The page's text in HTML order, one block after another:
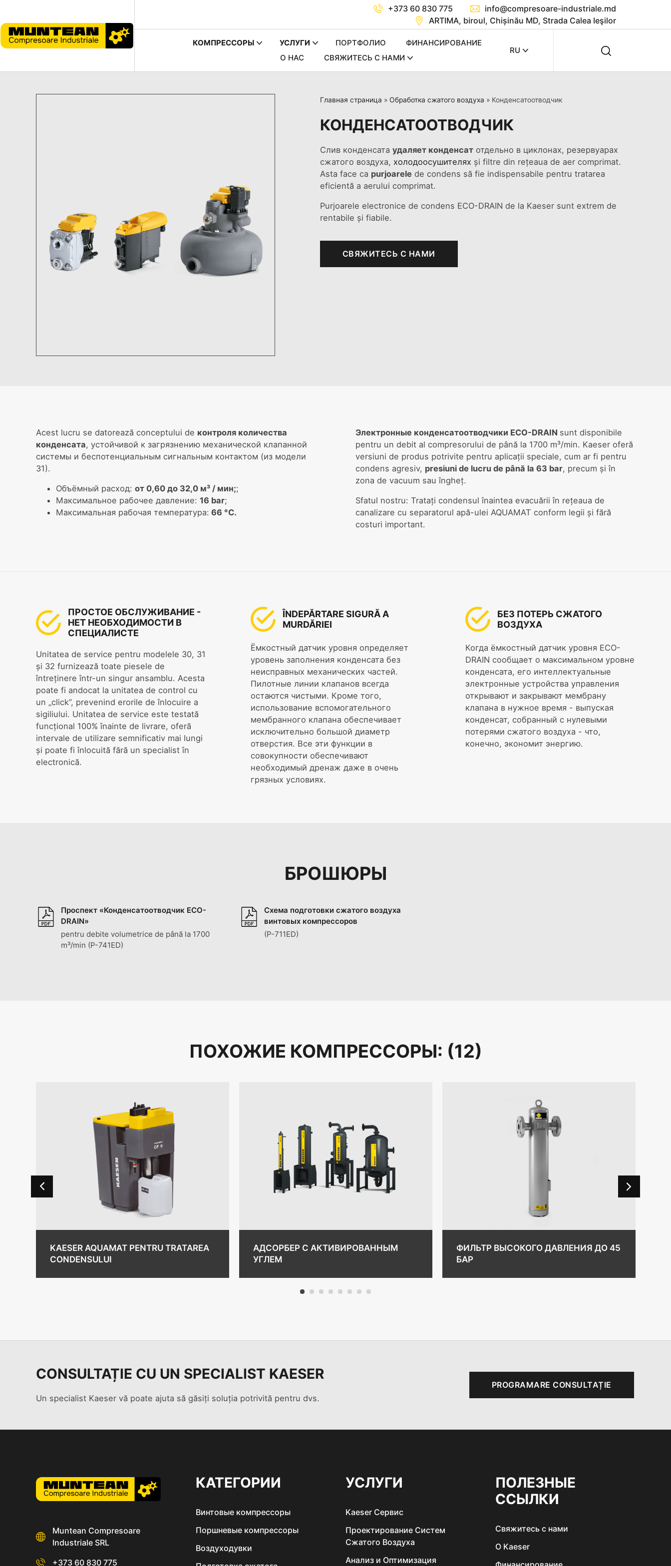
+373 60 830 775
info@compresoare-industriale.md
ARTIMA, biroul, Chișinău MD, Strada Calea Ieşilor
RU
КОМПРЕССОРЫ УСЛУГИ ПОРТФОЛИО
ФИНАНСИРОВАНИЕ
О НАС
СВЯЖИТЕCЬ C НАМИ
Главная страница » Обработка сжатого воздуха » Конденсатоотводчик
КОНДЕНСАТООТВОДЧИК
Слив конденсата удаляет конденсатотдельно в циклонах, резервуарах
сжатого воздуха, холодоосушителях și filtre din rețeaua de aer comprimat.
Asta face ca purjoarele de condens să fie indispensabile pentru tratarea
eficientă a aerului comprimat.
Purjoarele electronice de condens ECO-DRAIN de la Kaeser sunt extrem de
rentabile și fiabile.
СВЯЖИТЕCЬ C НАМИ
Acest lucru se datorează conceptului de контроля количества
конденсата, устойчивой к загрязнению механической клапанной
системы и беспотенциальным сигнальным контактом (из модели
31).
Объёмный расход: от 0,60 до 32,0 м³ / мин;;
Максимальное рабочее давление: 16 bar;
Максимальная рабочая температура: 66 °C.
Электронные конденсатоотводчики ECO-DRAIN sunt disponibile
pentru un debit al compresorului de până la 1700 m³/min. Kaeser oferă
versiuni de produs potrivite pentru aplicații speciale, cum ar fi pentru
condens agresiv, presiuni de lucru de până la 63 bar, precum și în
zona de vacuum sau îngheț.
Sfatul nostru: Tratați condensul înaintea evacuării în rețeaua de
canalizare cu separatorul apă-ulei AQUAMAT conform legii și fără
costuri important.
ПРОСТОЕ ОБСЛУЖИВАНИЕ -
НЕТ НЕОБХОДИМОСТИ В
СПЕЦИАЛИСТЕ
Unitatea de service pentru modelele 30, 31
și 32 furnizează toate piesele de
întreținere într-un singur ansamblu. Acesta
poate fi andocat la unitatea de control cu
un „click”, prevenind erorile de înlocuire a
sigiliului. Unitatea de service este testată
funcțional 100% înainte de livrare, oferă
intervale de utilizare semnificativ mai lungi
și poate fi înlocuită fără un specialist în
electronică.
ÎNDEPĂRTARE SIGURĂ A
MURDĂRIEI
Ёмкостный датчик уровня определяет
уровень заполнения конденсата без
неисправных механических частей.
Пилотные линии клапанов всегда
остаются чистыми. Кроме того,
использование вспомогательного
мембранного клапана обеспечивает
исключительно большой диаметр
отверстия. Все эти функции в
совокупности обеспечивают
необходимый дренаж даже в очень
грязных условиях.
БЕЗ ПОТЕРЬ СЖАТОГО
ВОЗДУХА
Когда ёмкостный датчик уровня ECO-
DRAIN сообщает о максимальном уровне
конденсата, его интеллектуальные
электронные устройства управления
открывают и закрывают мембрану
клапана в нужное время - выпуская
конденсат, собранный с нулевыми
потерями сжатого воздуха - что,
конечно, экономит энергию.
БРОШЮРЫ
Проспект «Конденсатоотводчик ECO-
DRAIN»
pentru debite volumetrice de până la 1700
m³/min (P-741ED)
Схема подготовки сжатого воздуха
винтовых компрессоров
(P-711ED)
ПОХОЖИЕ КОМПРЕССОРЫ: (12)
KAESER AQUAMAT PENTRU TRATAREA
CONDENSULUI
АДСОРБЕР С АКТИВИРОВАННЫМ
УГЛЕМ
ФИЛЬТР ВЫСОКОГО ДАВЛЕНИЯ ДО 45
БАР
4 5 6 7 8
CONSULTAȚIE CU UN SPECIALIST KAESER
Un specialist Kaeser vă poate ajuta să găsiți soluția potrivită pentru dvs.
PROGRAMARE CONSULTAȚIE
Muntean Compresoare
Industriale SRL
+373 60 830 775
КАТЕГОРИИ
Винтовые компрессоры
Поршневые компрессоры
Воздуходувки
УСЛУГИ
Kaeser Сервис
Проектирование Систем
Сжатого Воздуха
Анализ и Оптимизация
ПОЛЕЗНЫЕ
ССЫЛКИ
Свяжитеcь c нами
О Kaeser